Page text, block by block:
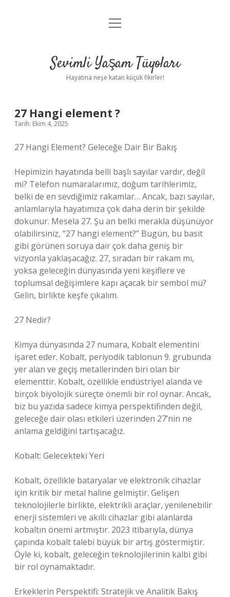
Anasayfa
Yasal Uyarı
menüyü
Sevimli Yaşam Tüyoları
Hayatına neşe katan küçük fikirler!
27 Hangi element ?
Tarih: Ekim 4, 2025
27 Hangi Element? Geleceğe Dair Bir Bakış
Hepimizin hayatında belli başlı sayılar vardır, değil
mi? Telefon numaralarımız, doğum tarihlerimiz,
belki de en sevdiğimiz rakamlar… Ancak, bazı sayılar,
anlamlarıyla hayatımıza çok daha derin bir şekilde
dokunur. Mesela 27. Şu an belki merakla düşünüyor
olabilirsiniz, “27 hangi element?” Bugün, bu basit
gibi görünen soruya dair çok daha geniş bir
vizyonla yaklaşacağız. 27, sıradan bir rakam mı,
yoksa geleceğin dünyasında yeni keşiflere ve
toplumsal değişimlere kapı açacak bir sembol mü?
Gelin, birlikte keşfe çıkalım.
27 Nedir?
Kimya dünyasında 27 numara, Kobalt elementini
işaret eder. Kobalt, periyodik tablonun 9. grubunda
yer alan ve geçiş metallerinden biri olan bir
elementtir. Kobalt, özellikle endüstriyel alanda ve
birçok biyolojik süreçte önemli bir rol oynar. Ancak,
biz bu yazıda sadece kimya perspektifinden değil,
geleceğe dair olası etkileri üzerinden 27’nin ne
anlama geldiğini tartışacağız.
Kobalt: Gelecekteki Yeri
Kobalt, özellikle bataryalar ve elektronik cihazlar
için kritik bir metal haline gelmiştir. Gelişen
teknolojilerle birlikte, elektrikli araçlar, yenilenebilir
enerji sistemleri ve akıllı cihazlar gibi alanlarda
kobaltın önemi artmıştır. 2023 itibarıyla, dünya
çapında kobalt talebi büyük bir artış göstermiştir.
Öyle ki, kobalt, geleceğin teknolojilerinin kalbi gibi
bir rol oynamaktadır.
Erkeklerin Perspektifi: Stratejik ve Analitik Bakış